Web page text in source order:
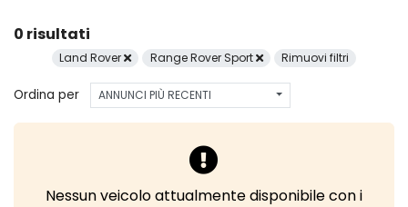
0 risultati
Land Rover Range Rover Sport Rimuovi filtri
Ordina per ANNUNCI PIÙ RECENTI
Nessun veicolo attualmente disponibile con i